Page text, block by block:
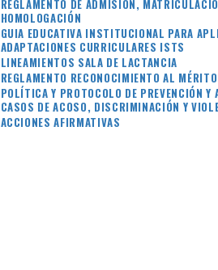
REGLAMENTO DE ADMISIÓN,
HOMOLOGACIÓN
GUIA EDUCATIVA INSTITUCIONAL PARA
ADAPTACIONES CURRICULARES ISTS
LINEAMIENTOS SALA DE LACTANCIA
REGLAMENTO RECONOCIMIENTO AL MÉRITO
POLÍTICA Y PROTOCOLO DE PREVENCIÓN Y
CASOS DE ACOSO, DISCRIMINACIÓN Y
ACCIONES AFIRMATIVAS